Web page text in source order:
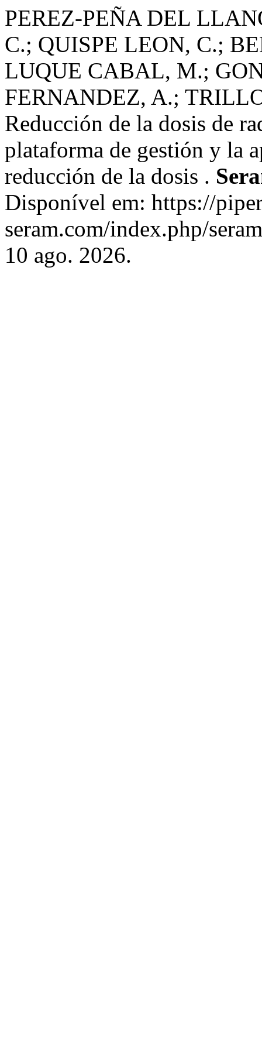
PEREZ-PEÑA DEL
C.; QUISPE LEON, C.;
LUQUE CABAL, M.;
FERNANDEZ, A.;
Reducción de la dosis de
plataforma de gestión y la
reducción de la dosis .
Disponível em: https://
seram.com/index.php/
10 ago. 2026.